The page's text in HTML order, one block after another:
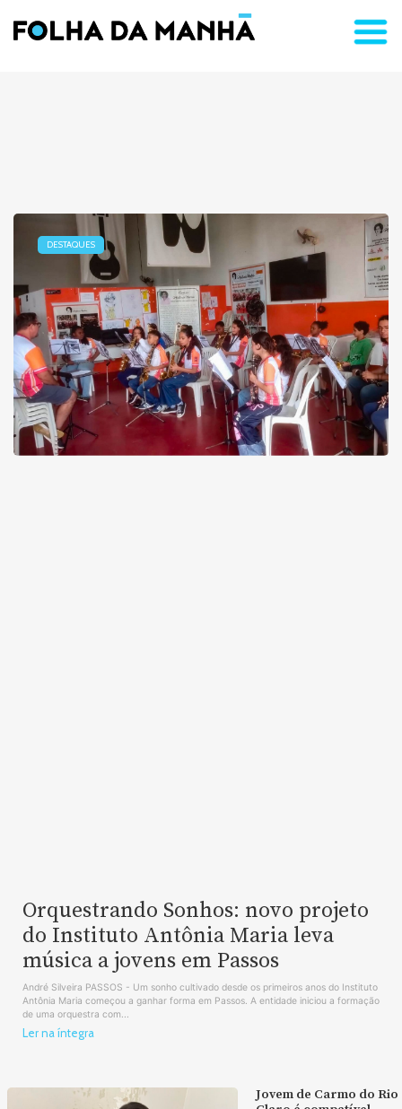
DESTAQUES
Orquestrando Sonhos: novo projeto
do Instituto Antônia Maria leva
música a jovens em Passos
André Silveira PASSOS - Um sonho cultivado desde os primeiros anos do Instituto
Antônia Maria começou a ganhar forma em Passos. A entidade iniciou a formação
de uma orquestra com...
Ler na íntegra
Jovem de Carmo do Rio